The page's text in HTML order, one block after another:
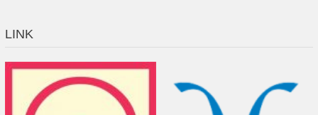
LINK